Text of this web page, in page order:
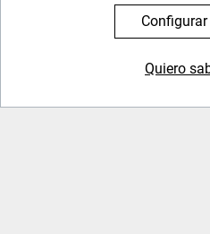
Después iremos a la
Geysir, allí las fuentes
10 minutos, también
Quiero